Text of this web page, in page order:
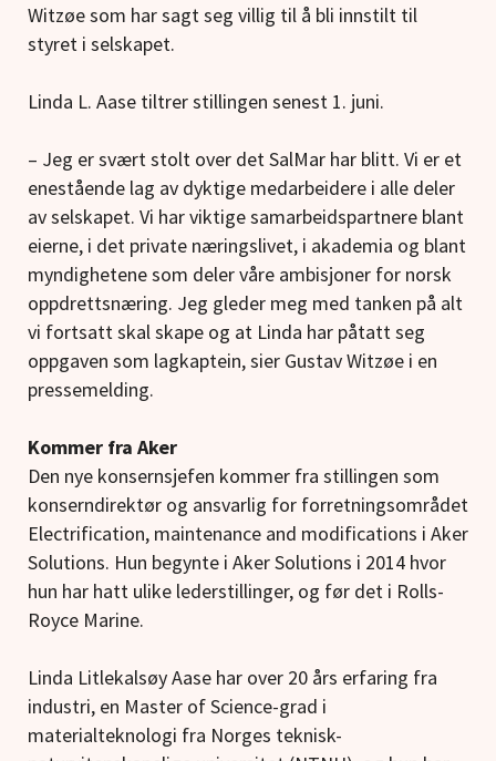
Witzøe som har sagt seg villig til å bli innstilt til
styret i selskapet.
Linda L. Aase tiltrer stillingen senest 1. juni.
– Jeg er svært stolt over det SalMar har blitt. Vi er et
enestående lag av dyktige medarbeidere i alle deler
av selskapet. Vi har viktige samarbeidspartnere blant
eierne, i det private næringslivet, i akademia og blant
myndighetene som deler våre ambisjoner for norsk
oppdrettsnæring. Jeg gleder meg med tanken på alt
vi fortsatt skal skape og at Linda har påtatt seg
oppgaven som lagkaptein, sier Gustav Witzøe i en
pressemelding.
Kommer fra Aker
Den nye konsernsjefen kommer fra stillingen som
konserndirektør og ansvarlig for forretningsområdet
Electrification, maintenance and modifications i Aker
Solutions. Hun begynte i Aker Solutions i 2014 hvor
hun har hatt ulike lederstillinger, og før det i Rolls-
Royce Marine.
Linda Litlekalsøy Aase har over 20 års erfaring fra
industri, en Master of Science-grad i
materialteknologi fra Norges teknisk-